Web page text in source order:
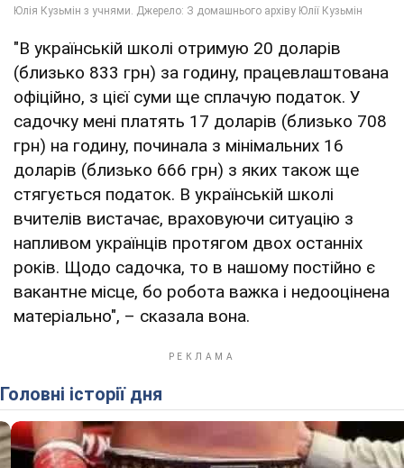
"В українській школі отримую 20 доларів
(близько 833 грн) за годину, працевлаштована
офіційно, з цієї суми ще сплачую податок. У
садочку мені платять 17 доларів (близько 708
грн) на годину, починала з мінімальних 16
доларів (близько 666 грн) з яких також ще
стягується податок. В українській школі
вчителів вистачає, враховуючи ситуацію з
напливом українців протягом двох останніх
років. Щодо садочка, то в нашому постійно є
вакантне місце, бо робота важка і недооцінена
матеріально", – сказала вона.
Головні історії дня